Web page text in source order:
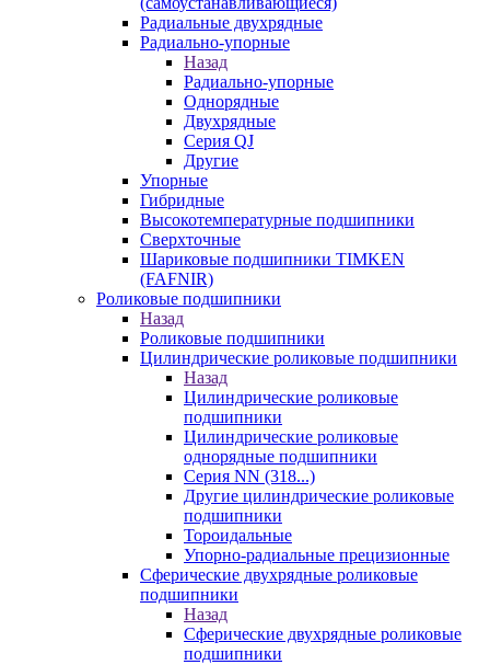
Радиальные двухрядные
Радиально-упорные
Назад
Радиально-упорные
Однорядные
Двухрядные
Серия QJ
Другие
Упорные
Гибридные
Высокотемпературные подшипники
Сверхточные
Шариковые подшипники TIMKEN
(FAFNIR)
Роликовые подшипники
Назад
Роликовые подшипники
Цилиндрические роликовые подшипники
Назад
Цилиндрические роликовые
подшипники
Цилиндрические роликовые
однорядные подшипники
Серия NN (318...)
Другие цилиндрические роликовые
подшипники
Тороидальные
Упорно-радиальные прецизионные
Сферические двухрядные роликовые
подшипники
Назад
Сферические двухрядные роликовые
подшипники